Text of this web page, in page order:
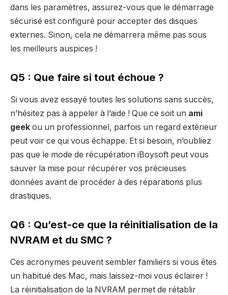
dans les paramètres, assurez-vous que le démarrage
sécurisé est configuré pour accepter des disques
externes. Sinon, cela ne démarrera même pas sous
les meilleurs auspices !
Q5 : Que faire si tout échoue ?
Si vous avez essayé toutes les solutions sans succès,
n’hésitez pas à appeler à l’aide ! Que ce soit un ami
geek ou un professionnel, parfois un regard extérieur
peut voir ce qui vous échappe. Et si besoin, n’oubliez
pas que le mode de récupération iBoysoft peut vous
sauver la mise pour récupérer vos précieuses
données avant de procéder à des réparations plus
drastiques.
Q6 : Qu’est-ce que la réinitialisation de la
NVRAM et du SMC ?
Ces acronymes peuvent sembler familiers si vous êtes
un habitué des Mac, mais laissez-moi vous éclairer !
La réinitialisation de la NVRAM permet de rétablir